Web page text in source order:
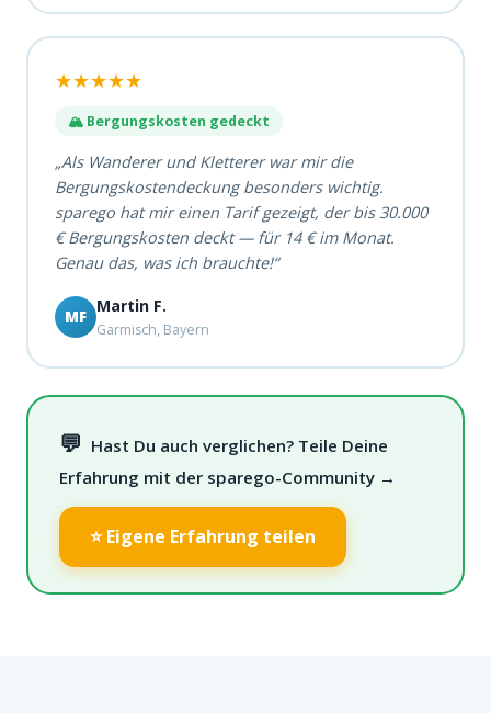
★★★★★
🏔️ Bergungskosten gedeckt
„Als Wanderer und Kletterer war mir die
Bergungskostendeckung besonders wichtig.
sparego hat mir einen Tarif gezeigt, der bis 30.000
€ Bergungskosten deckt — für 14 € im Monat.
Genau das, was ich brauchte!“
MF
Martin F.
Garmisch, Bayern
💬 Hast Du auch verglichen? Teile Deine
Erfahrung mit der sparego-Community →
⭐ Eigene Erfahrung teilen